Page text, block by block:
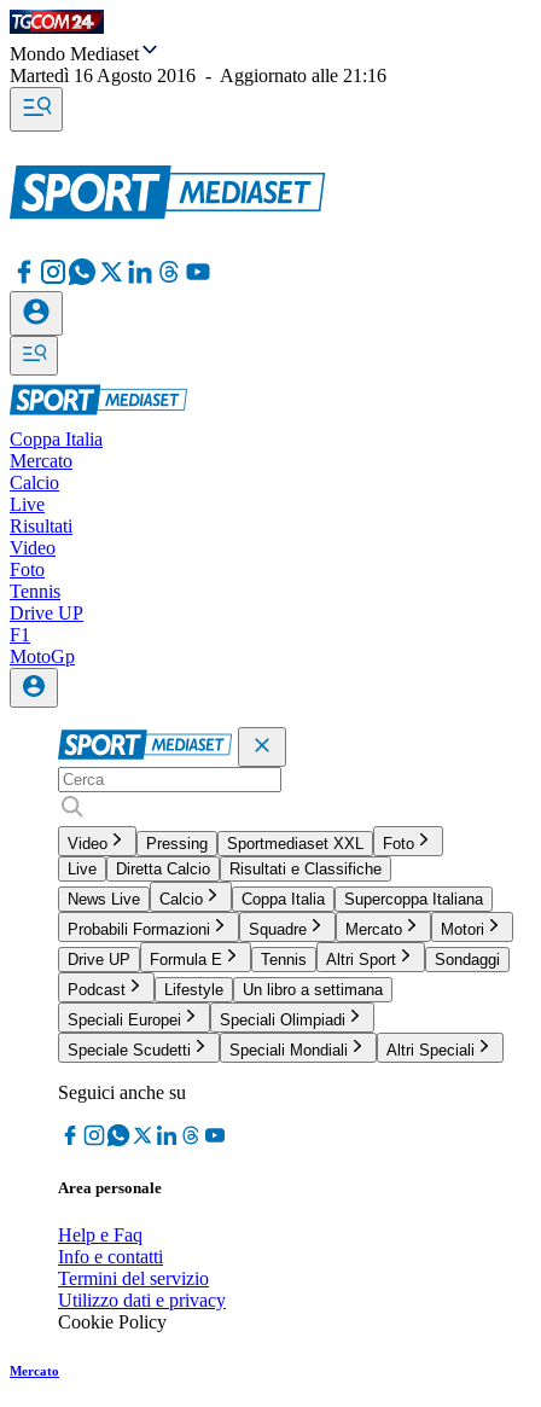
Mondo Mediaset
Martedì 16 Agosto 2016 - Aggiornato alle 21:16
Coppa Italia
Mercato
Calcio
Live
Risultati
Video
Foto
Tennis
Drive UP
F1
MotoGp
Video Pressing Sportmediaset XXL
Foto
Live
Diretta Calcio
Risultati e Classifiche
News Live
Calcio Coppa Italia
Supercoppa Italiana
Probabili Formazioni
Squadre Mercato
Motori
Drive UP
Formula E Tennis Altri Sport
Sondaggi
Podcast
Lifestyle
Un libro a settimana
Speciali Europei
Speciali Olimpiadi
Speciale Scudetti
Speciali Mondiali Altri Speciali
Seguici anche su
Area personale
Help e Faq
Info e contatti
Termini del servizio
Utilizzo dati e privacy
Cookie Policy
Mercato